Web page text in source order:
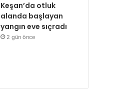
Keşan’da otluk
alanda başlayan
yangın eve sıçradı
2 gün önce